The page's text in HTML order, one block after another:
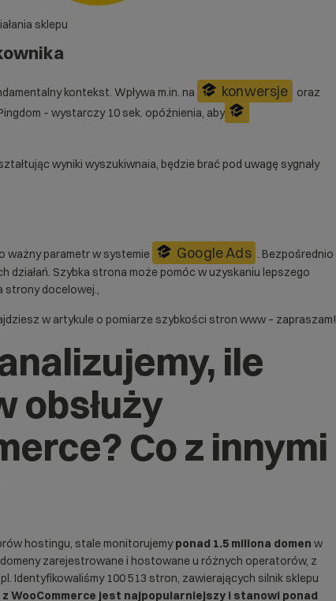
sklepu
kontekst. Wpływa m.in. na konwersje
oraz
– wystarczy 10 sek. opóźnienia, aby
wyniki wyszukiwnaia, będzie brać pod uwagę sygnały
ważny parametr w systemie Google Ads . Bezpośrednio
działań. Szybka strona może pomóc w uzyskaniu lepszego
strony docelowej.,
w artykule o pomiarze szybkości stron www – zapraszam!
ile
obsłuży
Co z innymi
hostingu, stale monitorujemyponad 1.5 miliona domen w
zarejestrowane i hostowane u różnych operatorów, z
Identyfikowaliśmy 100 513 stron, zawierających silnik sklepu
WooCommerce jest najpopularniejszy i stanowi ponad